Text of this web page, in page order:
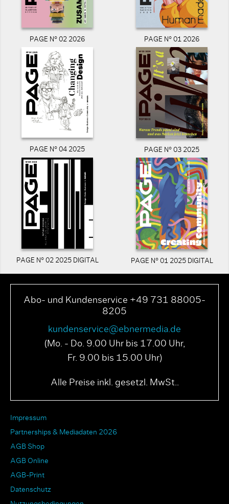
PAGE N° 02 2026 PAGE N° 01 2026
PAGE N° 04 2025 PAGE N° 03 2025
PAGE N° 02 2025 DIGITAL PAGE N° 01 2025 DIGITAL
Abo- und Kundenservice +49 731 88005-
8205
kundenservice@ebnermedia.de
(Mo. - Do. 9.00 Uhr bis 17.00 Uhr,
Fr. 9.00 bis 15.00 Uhr)
Alle Preise inkl. gesetzl. MwSt..
Impressum
Partnerships & Mediadaten 2026
AGB Shop
AGB Online
AGB-Print
Datenschutz